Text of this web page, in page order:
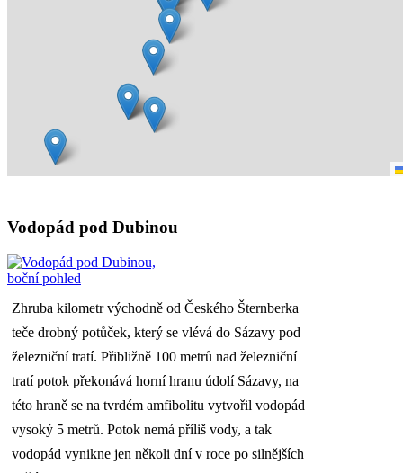
Vodopád pod Dubinou
Zhruba kilometr východně od Českého Šternberka
teče drobný potůček, který se vlévá do Sázavy pod
železniční tratí. Přibližně 100 metrů nad železniční
tratí potok překonává horní hranu údolí Sázavy, na
této hraně se na tvrdém amfibolitu vytvořil vodopád
vysoký 5 metrů. Potok nemá příliš vody, a tak
vodopád vynikne jen několi dní v roce po silnějších